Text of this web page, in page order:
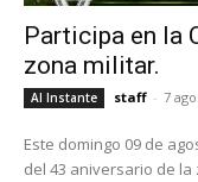
Participa en la
zona militar.
Al Instante staff - 7
Este domingo 09 de